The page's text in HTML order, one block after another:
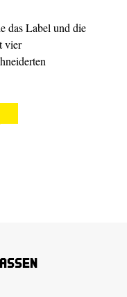
das Label und die
vier